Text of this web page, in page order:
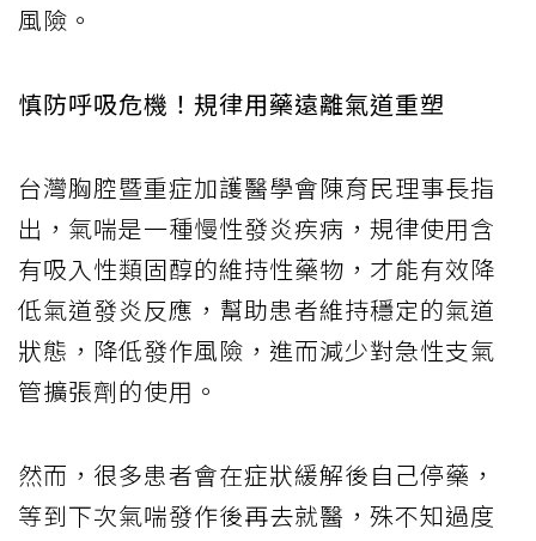
風險。
慎防呼吸危機！規律用藥遠離氣道重塑
台灣胸腔暨重症加護醫學會陳育民理事長指
出，氣喘是一種慢性發炎疾病，規律使用含
有吸入性類固醇的維持性藥物，才能有效降
低氣道發炎反應，幫助患者維持穩定的氣道
狀態，降低發作風險，進而減少對急性支氣
管擴張劑的使用。
然而，很多患者會在症狀緩解後自己停藥，
等到下次氣喘發作後再去就醫，殊不知過度